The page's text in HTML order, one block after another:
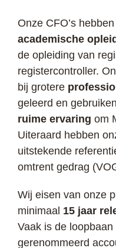
Onze CFO’s
academische
de opleiding van
registercontroller.
bij grotere
geleerd en
ruime ervaring om
Uiteraard hebben
uitstekende
omtrent gedrag
Wij eisen van onze
minimaal 15 jaar
Vaak is de
gerenommeerd